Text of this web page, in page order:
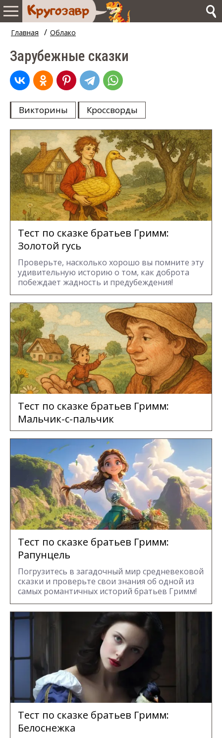
Главная / Облако
Зарубежные сказки
Викторины Кроссворды
Тест по сказке братьев Гримм:
Золотой гусь
Проверьте, насколько хорошо вы помните эту
удивительную историю о том, как доброта
побеждает жадность и предубеждения!
Тест по сказке братьев Гримм:
Мальчик-с-пальчик
Тест по сказке братьев Гримм:
Рапунцель
Погрузитесь в загадочный мир средневековой
сказки и проверьте свои знания об одной из
самых романтичных историй братьев Гримм!
Тест по сказке братьев Гримм:
Белоснежка